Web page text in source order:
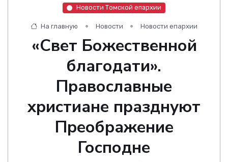
Новости Томской епархии
На главную Новости Новости епархии
«Свет Божественной
благодати».
Православные
христиане празднуют
Преображение
Господне